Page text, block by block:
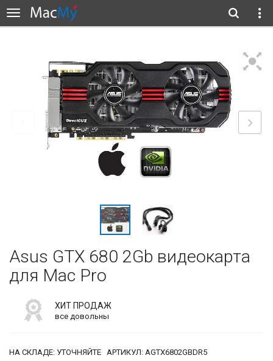
Asus GTX 680 2Gb видеокарта
для Mac Pro
ХИТ ПРОДАЖ
все довольны
НА СКЛАДЕ: УТОЧНЯЙТЕ АРТИКУЛ: AGTX6802GBDR5